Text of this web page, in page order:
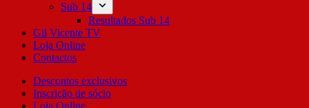
Sub 14
Resultados Sub 14
Gil Vicente TV
Loja Online
Contactos
Descontos exclusivos
Inscrição de sócio
Loja Online